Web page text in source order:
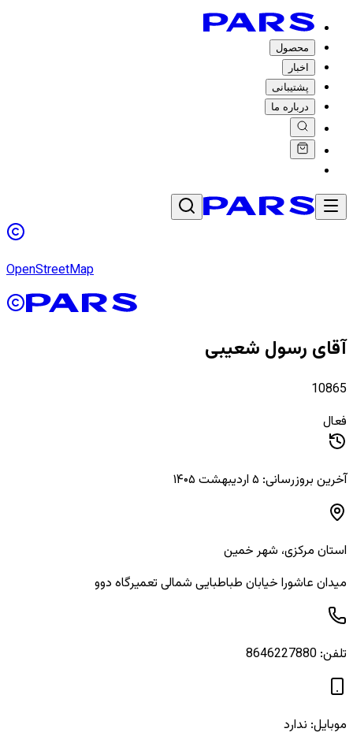
محصول
اخبار
پشتیبانی
درباره ما
OpenStreetMap
آقای رسول شعیبی
10865
فعال
آخرین بروزرسانی: ۵ اردیبهشت ۱۴۰۵
استان مرکزی، شهرخمین
میدان عاشورا خیابان طباطبایی شمالی تعمیرگاه دوو
تلفن: 8646227880
موبایل: ندارد